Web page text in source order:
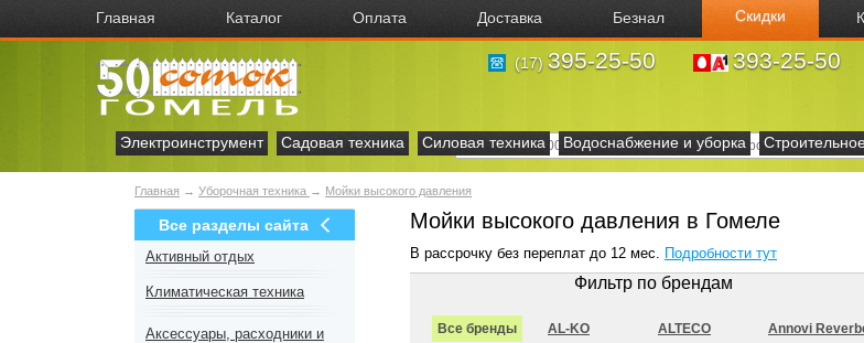
Главная Каталог Оплата Доставка Безнал Скидки
(17) 395-25-50 393-25-50
Электроинструмент Садовая техника Силовая техника Водоснабжение и уборка
Главная → Уборочная техника → Мойки высокого давления
Все разделы сайта
Активный отдых
Климатическая техника
Аксесcуары, расходники и
Мойки высокого давления в Гомеле
В рассрочку без переплат до 12 мес. Подробности тут
Фильтр по брендам
Все бренды AL-KO ALTECO
Annovi